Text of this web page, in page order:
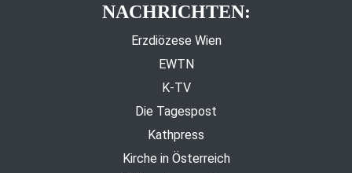
NACHRICHTEN:
Erzdiözese Wien
EWTN
K-TV
Die Tagespost
Kathpress
Kirche in Österreich